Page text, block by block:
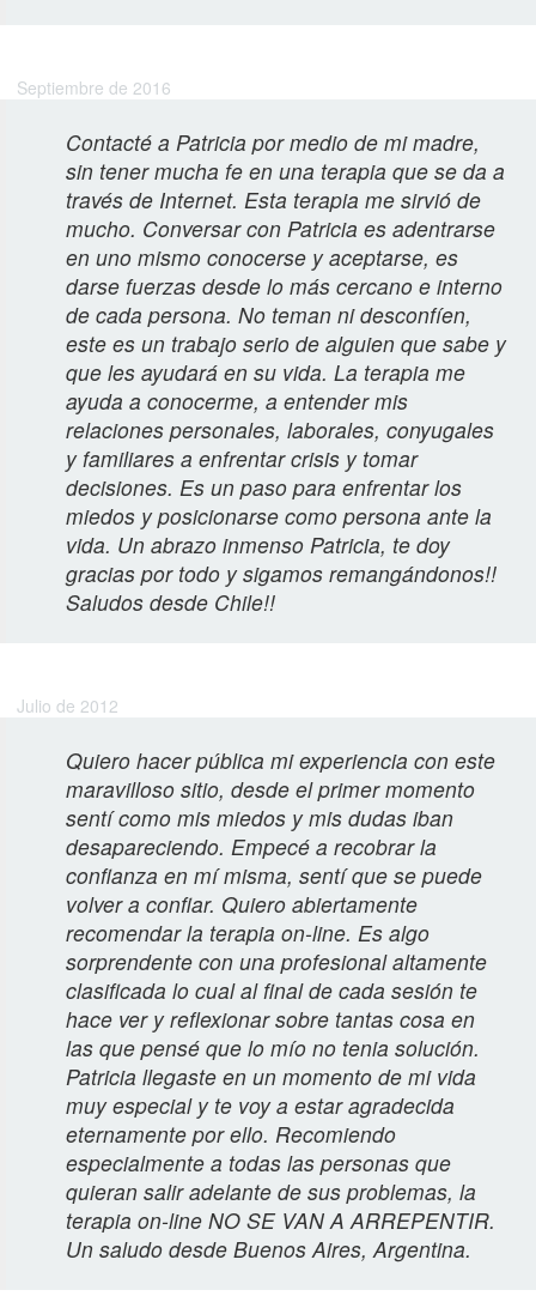
Septiembre de 2016
Contacté a Patricia por medio de mi madre,
sin tener mucha fe en una terapia que se da a
través de Internet. Esta terapia me sirvió de
mucho. Conversar con Patricia es adentrarse
en uno mismo conocerse y aceptarse, es
darse fuerzas desde lo más cercano e interno
de cada persona. No teman ni desconfíen,
este es un trabajo serio de alguien que sabe y
que les ayudará en su vida. La terapia me
ayuda a conocerme, a entender mis
relaciones personales, laborales, conyugales
y familiares a enfrentar crisis y tomar
decisiones. Es un paso para enfrentar los
miedos y posicionarse como persona ante la
vida. Un abrazo inmenso Patricia, te doy
gracias por todo y sigamos remangándonos!!
Saludos desde Chile!!
Julio de 2012
Quiero hacer pública mi experiencia con este
maravilloso sitio, desde el primer momento
sentí como mis miedos y mis dudas iban
desapareciendo. Empecé a recobrar la
confianza en mí misma, sentí que se puede
volver a confiar. Quiero abiertamente
recomendar la terapia on-line. Es algo
sorprendente con una profesional altamente
clasificada lo cual al final de cada sesión te
hace ver y reflexionar sobre tantas cosa en
las que pensé que lo mío no tenia solución.
Patricia llegaste en un momento de mi vida
muy especial y te voy a estar agradecida
eternamente por ello. Recomiendo
especialmente a todas las personas que
quieran salir adelante de sus problemas, la
terapia on-line NO SE VAN A ARREPENTIR.
Un saludo desde Buenos Aires, Argentina.